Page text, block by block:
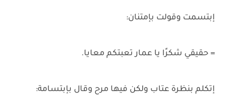
إبتسمت وقولت بإمتنان:
= حقيقي شكرًا يا عمار تعبتكم معايا.
إتكلم بنظرة عتاب ولكن فيها مرح وقال بإبتسامة: